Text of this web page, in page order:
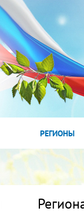
РЕГИОНЫ